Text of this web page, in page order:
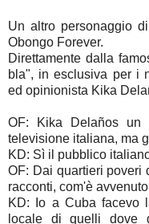
Un altro personaggio
Obongo Forever.
Direttamente dalla
bla", in esclusiva per i
ed opinionista Kika
OF: Kika Delaños un
televisione italiana, ma
KD: Sì il pubblico
OF: Dai quartieri poveri
racconti, com'è
KD: Io a Cuba facevo
locale di quelli dove